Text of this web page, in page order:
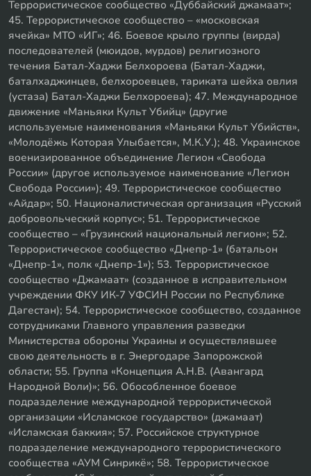
Террористическое сообщество «Дуббайский джамаат»;
45. Террористическое сообщество – «московская
ячейка» МТО «ИГ»; 46. Боевое крыло группы (вирда)
последователей (мюидов, мурдов) религиозного
течения Батал-Хаджи Белхороева (Батал-Хаджи,
баталхаджинцев, белхороевцев, тариката шейха овлия
(устаза) Батал-Хаджи Белхороева); 47. Международное
движение «Маньяки Культ Убийц» (другие
используемые наименования «Маньяки Культ Убийств»,
«Молодёжь Которая Улыбается», М.К.У.); 48. Украинское
военизированное объединение Легион «Свобода
России» (другое используемое наименование «Легион
Свобода России»); 49. Террористическое сообщество
«Айдар»; 50. Националистическая организация «Русский
добровольческий корпус»; 51. Террористическое
сообщество – «Грузинский национальный легион»; 52.
Террористическое сообщество «Днепр-1» (батальон
«Днепр-1», полк «Днепр-1»); 53. Террористическое
сообщество «Джамаат» (созданное в исправительном
учреждении ФКУ ИК-7 УФСИН России по Республике
Дагестан); 54. Террористическое сообщество, созданное
сотрудниками Главного управления разведки
Министерства обороны Украины и осуществлявшее
свою деятельность в г. Энергодаре Запорожской
области; 55. Группа «Концепция А.Н.В. (Авангард
Народной Воли)»; 56. Обособленное боевое
подразделение международной террористической
организации «Исламское государство» (джамаат)
«Исламская баккия»; 57. Российское структурное
подразделение международного террористического
сообщества «АУМ Синрикё»; 58. Террористическое